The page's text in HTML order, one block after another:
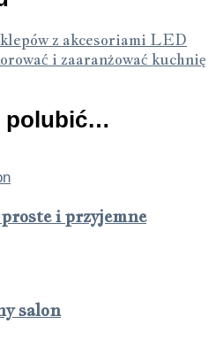
z akcesoriami LED
i zaaranżować kuchnię
polubić…
i przyjemne
salon